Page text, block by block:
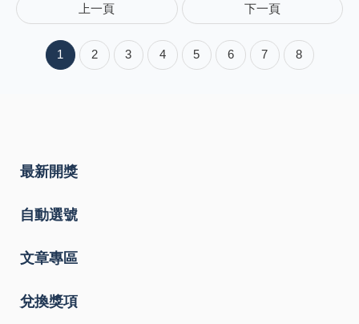
上一頁 下一頁
1 2 3 4 5 6 7 8
最新開獎
自動選號
文章專區
兌換獎項